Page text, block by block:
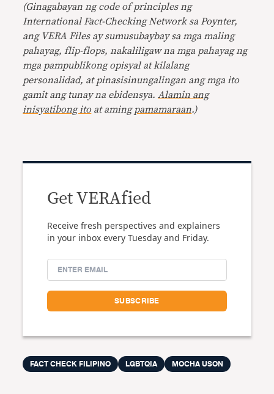
(Ginagabayan ng code of principles ng
International Fact-Checking Network sa Poynter,
ang VERA Files ay sumusubaybay sa mga maling
pahayag, flip-flops, nakaliligaw na mga pahayag ng
mga pampublikong opisyal at kilalang
personalidad, at pinasisinungalingan ang mga ito
gamit ang tunay na ebidensya.Alamin ang
inisyatibong ito at aming pamamaraan.)
Get VERAfied
Receive fresh perspectives and explainers
in your inbox every Tuesday and Friday.
FACT CHECK FILIPINO LGBTQIA MOCHA USON